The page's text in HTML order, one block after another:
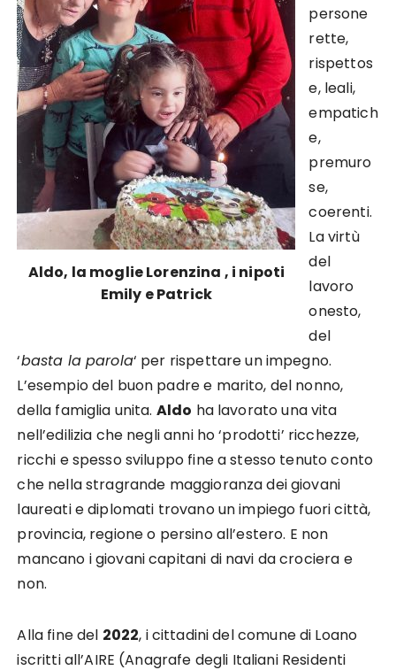
Aldo, la moglie Lorenzina , i nipoti
Emily e Patrick
persone
rette,
rispettos
e, leali,
empatich
e,
premuro
se,
coerenti.
La virtù
del
lavoro
onesto,
del
‘basta la parola‘ per rispettare un impegno.
L’esempio del buon padre e marito, del nonno,
della famiglia unita. Aldo ha lavorato una vita
nell’edilizia che negli anni ho ‘prodotti’ ricchezze,
ricchi e spesso sviluppo fine a stesso tenuto conto
che nella stragrande maggioranza dei giovani
laureati e diplomati trovano un impiego fuori città,
provincia, regione o persino all’estero. E non
mancano i giovani capitani di navi da crociera e
non.
Alla fine del 2022, i cittadini del comune di Loano
iscritti all’AIRE (Anagrafe degli Italiani Residenti